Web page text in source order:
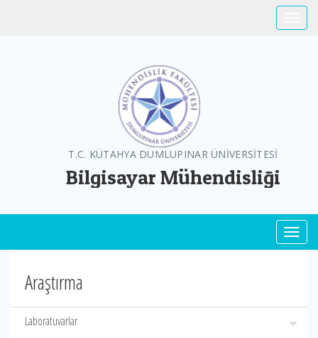
T.C. KÜTAHYA DUMLUPINAR ÜNİVERSİTESİ
Bilgisayar Mühendisliği
Araştırma
Laboratuvarlar